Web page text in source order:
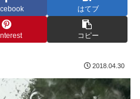
はてブ
コピー
2018.04.30